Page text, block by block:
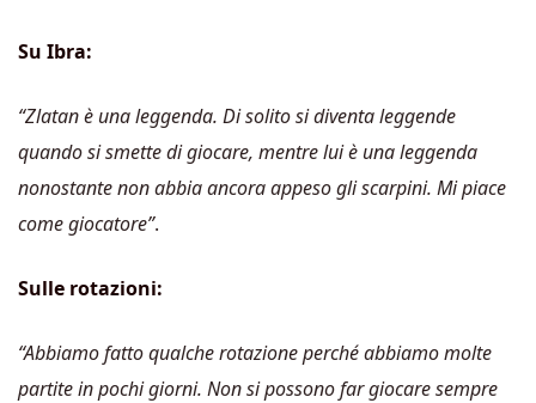
Su Ibra:
“Zlatan è una leggenda. Di solito si diventa leggende
quando si smette di giocare, mentre lui è una leggenda
nonostante non abbia ancora appeso gli scarpini. Mi piace
come giocatore”.
Sulle rotazioni:
“Abbiamo fatto qualche rotazione perché abbiamo molte
partite in pochi giorni. Non si possono far giocare sempre